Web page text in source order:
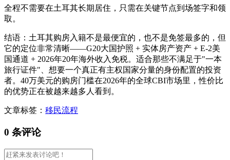
全程不需要在土耳其长期居住，只需在关键节点到场签字和领
取。
结语：土耳其购房入籍不是最便宜的，也不是免签最多的，但
它的定位非常清晰——G20大国护照 + 实体房产资产 + E-2美
国通道 + 2026年20年海外收入免税。适合那些不满足于"一本
旅行证件"、想要一个真正有主权国家分量的身份配置的投资
者。40万美元的购房门槛在2026年的全球CBI市场里，性价比
的优势正在被越来越多人看到。
文章标签： 移民流程
0 条评论